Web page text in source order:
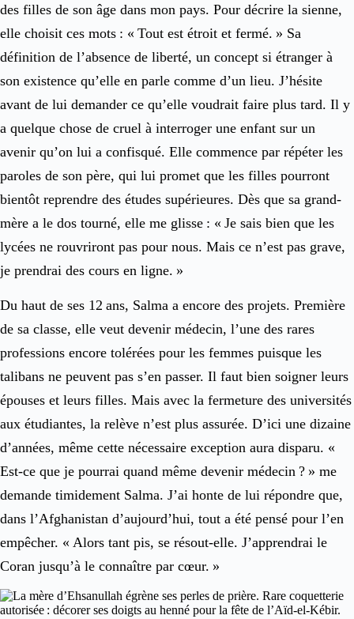
des filles de son âge dans mon pays. Pour décrire la sienne,
elle choisit ces mots : « Tout est étroit et fermé. » Sa
définition de l’absence de liberté, un concept si étranger à
son existence qu’elle en parle comme d’un lieu. J’hésite
avant de lui demander ce qu’elle voudrait faire plus tard. Il y
a quelque chose de cruel à interroger une enfant sur un
avenir qu’on lui a confisqué. Elle commence par répéter les
paroles de son père, qui lui promet que les filles pourront
bientôt reprendre des études supérieures. Dès que sa grand-
mère a le dos tourné, elle me glisse : « Je sais bien que les
lycées ne rouvriront pas pour nous. Mais ce n’est pas grave,
je prendrai des cours en ligne. »
Du haut de ses 12 ans, Salma a encore des projets. Première
de sa classe, elle veut devenir médecin, l’une des rares
professions encore tolérées pour les femmes puisque les
talibans ne peuvent pas s’en passer. Il faut bien soigner leurs
épouses et leurs filles. Mais avec la fermeture des universités
aux étudiantes, la relève n’est plus assurée. D’ici une dizaine
d’années, même cette nécessaire exception aura disparu. «
Est-ce que je pourrai quand même devenir médecin ? » me
demande timidement Salma. J’ai honte de lui répondre que,
dans l’Afghanistan d’aujourd’hui, tout a été pensé pour l’en
empêcher. « Alors tant pis, se résout-elle. J’apprendrai le
Coran jusqu’à le connaître par cœur. »